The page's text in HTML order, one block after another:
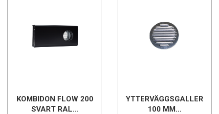
KOMBIDON FLOW 200
SVART RAL...
YTTERVÄGGSGALLER
100 MM...